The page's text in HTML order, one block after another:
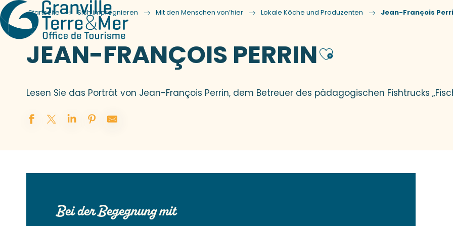
Startseite Sich impregnieren Mit den Menschen von’hier Lokale Köche und Produzenten Jean-François
JEAN-FRANÇOIS PERRINAjouter
Lesen Sie das Porträt von Jean-François Perrin, dem Betreuer des pädagogischen Fishtrucks
Bei der Begegnung mit